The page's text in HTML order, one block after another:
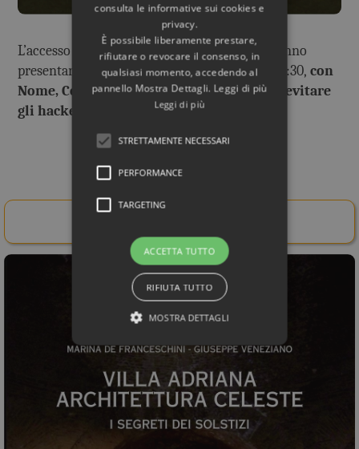
L’accesso sarà consentito gli iscritti che dovranno
presentarsi alla riunione a partire dalle ore 20:30, con
Nome, Cognome e telecamera accesa (per evitare
gli hacker e "zoom bombing")
Rif. Bibliografico
consulta le informative sui cookies e
privacy.
È possibile liberamente prestare,
rifiutare o revocare il consenso, in
qualsiasi momento, accedendo al
pannello Mostra Dettagli. Leggi di più
Leggi di più
STRETTAMENTE NECESSARI
PERFORMANCE
TARGETING
ACCETTA TUTTO
RIFIUTA TUTTO
MOSTRA DETTAGLI